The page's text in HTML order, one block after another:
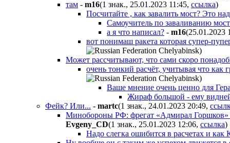
там - m16(1 знак., 25.01.2023 11:45, ссылка)
Посчитайте , как завалить мост? Это
Самоучитель по заваливанию
а я что написал? - m16(25.01.2023
вот понимаш ракета которая супер-
)
Может рассчитывают, что сами скоро
очень тонкий расчёт, учитывая что
)
Ваше мнение очень ценно для
Жираф большой - ему
Фейк? Или... - martc(1 знак., 24.01.2023 20:49,
Минобороны РФ: фрегат «Адмирал Горшков»
Evgeny_CD(1 знак., 25.01.2023 12:06, ссылка)
Надо слегка ошибится в расчетах и